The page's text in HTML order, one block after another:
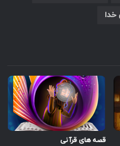
خدا
قصه های قرآنی